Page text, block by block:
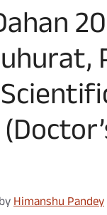
byHimanshu Pandey